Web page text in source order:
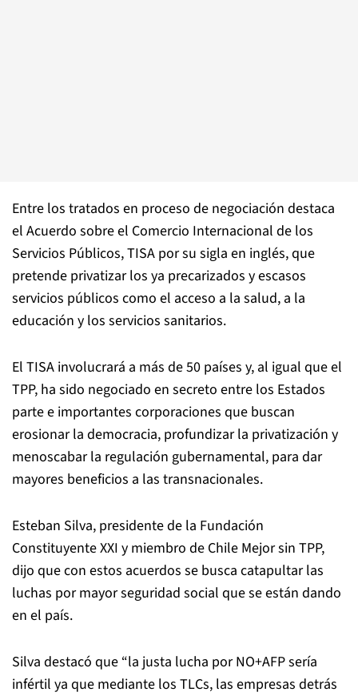
Entre los tratados en proceso de negociación destaca
el Acuerdo sobre el Comercio Internacional de los
Servicios Públicos, TISA por su sigla en inglés, que
pretende privatizar los ya precarizados y escasos
servicios públicos como el acceso a la salud, a la
educación y los servicios sanitarios.
El TISA involucrará a más de 50 países y, al igual que el
TPP, ha sido negociado en secreto entre los Estados
parte e importantes corporaciones que buscan
erosionar la democracia, profundizar la privatización y
menoscabar la regulación gubernamental, para dar
mayores beneficios a las transnacionales.
Esteban Silva, presidente de la Fundación
Constituyente XXI y miembro de Chile Mejor sin TPP,
dijo que con estos acuerdos se busca catapultar las
luchas por mayor seguridad social que se están dando
en el país.
Silva destacó que “la justa lucha por NO+AFP sería
infértil ya que mediante los TLCs, las empresas detrás